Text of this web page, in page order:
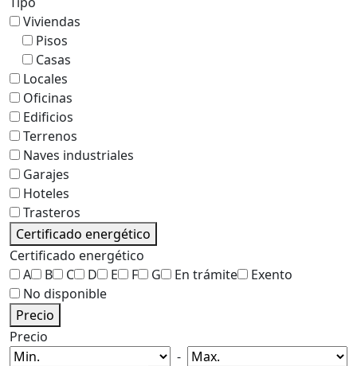
Viviendas
Pisos
Casas
Locales
Oficinas
Edificios
Terrenos
Naves industriales
Garajes
Hoteles
Trasteros
Certificado energético
Certificado energético
A
B C D E F G En trámite
Exento
No disponible
Precio
Precio
-